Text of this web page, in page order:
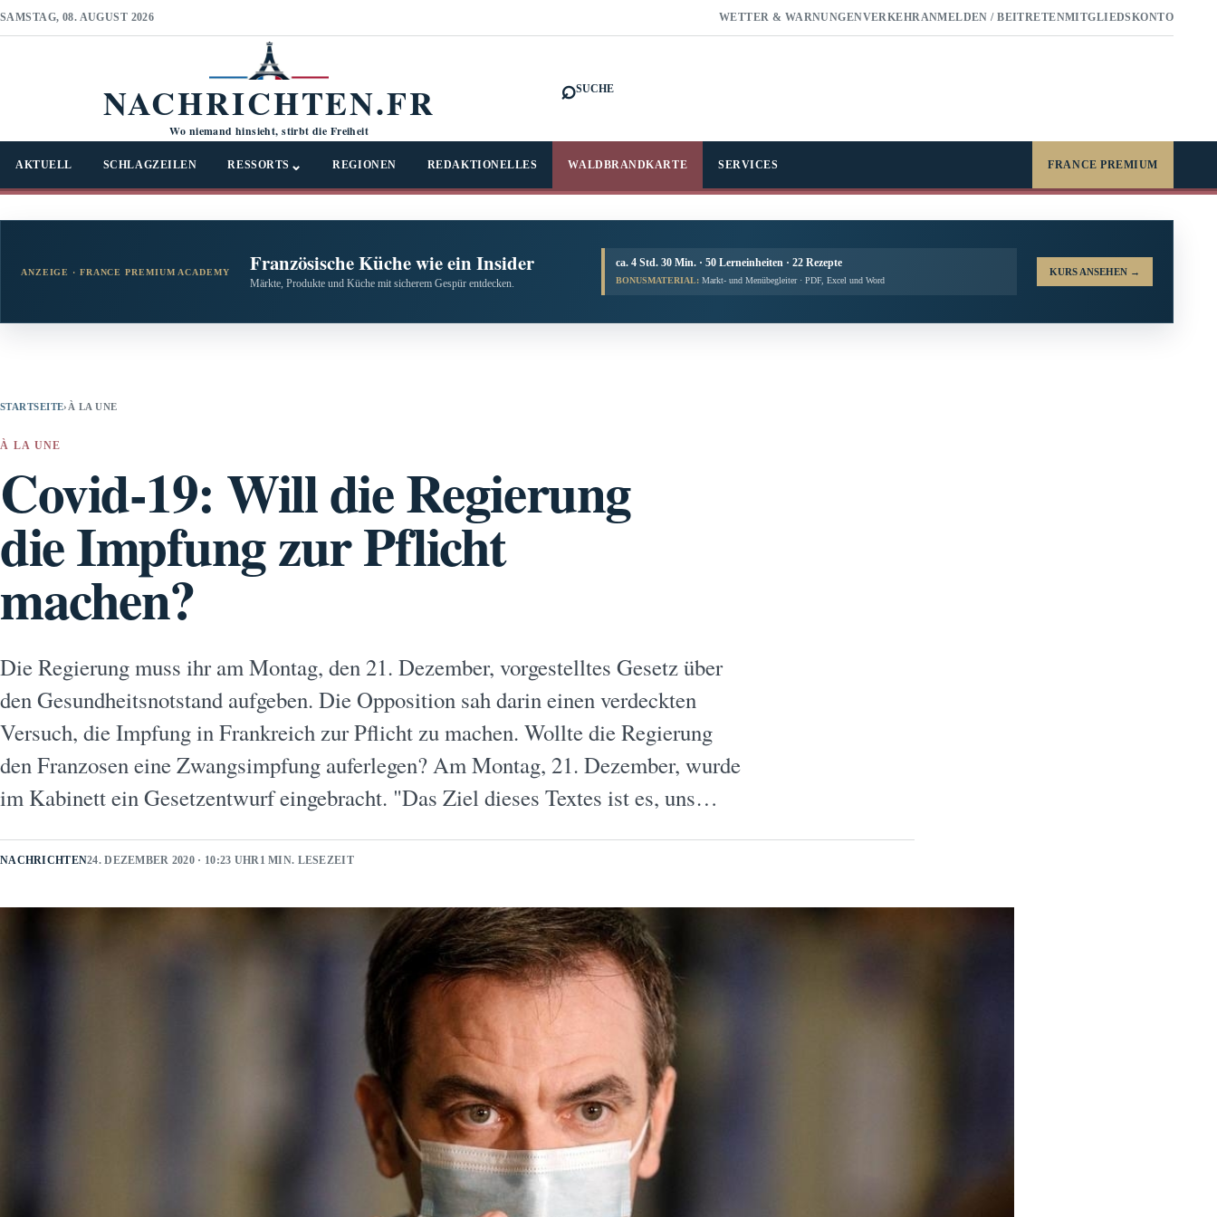
SAMSTAG, 08. AUGUST 2026 WETTER & WARNUNGENVERKEHRANMELDEN / BEITRETENMITGLIEDSKONTO
NACHRICHTEN.FR
Wo niemand hinsieht, stirbt die Freiheit
⌕SUCHE
AKTUELL SCHLAGZEILEN RESSORTS ⌄ REGIONEN REDAKTIONELLES WALDBRANDKARTE SERVICES FRANCE PREMIUM
ANZEIGE · FRANCE PREMIUM ACADEMY Französische Küche wie ein Insider
Märkte, Produkte und Küche mit sicherem Gespür entdecken.
ca. 4 Std. 30 Min. · 50 Lerneinheiten · 22 Rezepte
BONUSMATERIAL: Markt- und Menübegleiter · PDF, Excel und Word
KURS ANSEHEN →
STARTSEITE› À LA UNE
À LA UNE
Covid-19: Will die Regierung
die Impfung zur Pflicht
machen?
Die Regierung muss ihr am Montag, den 21. Dezember, vorgestelltes Gesetz über
den Gesundheitsnotstand aufgeben. Die Opposition sah darin einen verdeckten
Versuch, die Impfung in Frankreich zur Pflicht zu machen. Wollte die Regierung
den Franzosen eine Zwangsimpfung auferlegen? Am Montag, 21. Dezember, wurde
im Kabinett ein Gesetzentwurf eingebracht. "Das Ziel dieses Textes ist es, uns…
NACHRICHTEN24. DEZEMBER 2020 · 10:23 UHR 1 MIN. LESEZEIT